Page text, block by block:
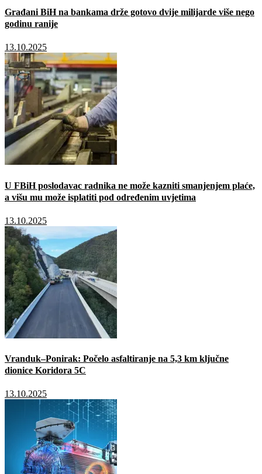
Građani BiH na bankama drže gotovo dvije milijarde više nego
godinu ranije
13.10.2025
U FBiH poslodavac radnika ne može kazniti smanjenjem plaće,
a višu mu može isplatiti pod određenim uvjetima
13.10.2025
Vranduk–Ponirak: Počelo asfaltiranje na 5,3 km ključne
dionice Koridora 5C
13.10.2025